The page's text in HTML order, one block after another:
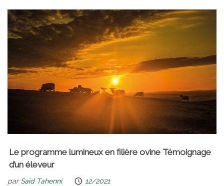
Le programme lumineux en filière ovine Témoignage
d’un éleveur
parSaïd Tahenni 12/2021